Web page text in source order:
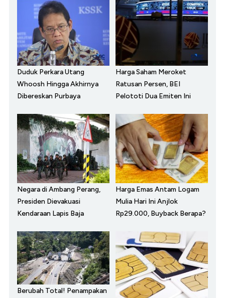
Duduk Perkara Utang
Whoosh Hingga Akhirnya
Dibereskan Purbaya
Harga Saham Meroket
Ratusan Persen, BEI
Pelototi Dua Emiten Ini
Negara di Ambang Perang,
Presiden Dievakuasi
Kendaraan Lapis Baja
Harga Emas Antam Logam
Mulia Hari Ini Anjlok
Rp29.000, Buyback Berapa?
Berubah Total! Penampakan